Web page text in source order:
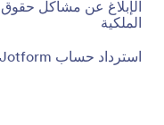
الإبلاغ عن مشاكل حقوق
الملكية
استرداد حساب Jotform